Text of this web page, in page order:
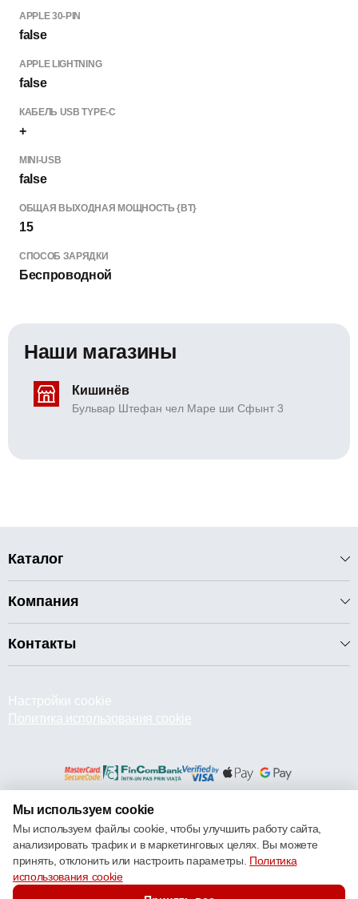
APPLE 30-PIN
false
APPLE LIGHTNING
false
КАБЕЛЬ USB TYPE-C
+
MINI-USB
false
ОБЩАЯ ВЫХОДНАЯ МОЩНОСТЬ {ВТ}
15
СПОСОБ ЗАРЯДКИ
Беспроводной
Наши магазины
Кишинёв
Бульвар Штефан чел Маре ши Сфынт 3
Каталог
Компания
Контакты
Настройки cookie
Политика использования cookie
© 2013 – 2026 ECOM
Мы используем cookie
Мы используем файлы cookie, чтобы улучшить работу сайта,
анализировать трафик и в маркетинговых целях. Вы можете
принять, отклонить или настроить параметры. Политика
использования cookie